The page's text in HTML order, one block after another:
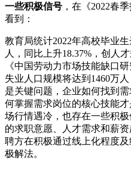
一些积极信号 ，在《2022春
看到：
教育局统计2022年高校毕业
人，同比上升18.37%，创人
《中国劳动力市场技能缺口
失业人口规模将达到1460万
是关键问题，企业如何找到
何掌握需求岗位的核心技能
场行情遇冷，也存在一些积
的求职意愿、人才需求和薪
聘方在积极通过线上化程度
极解法。